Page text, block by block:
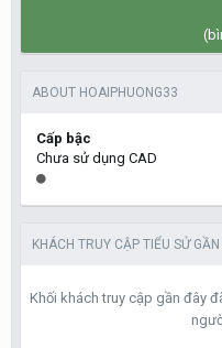
ABOUT HOAIPHUONG33
Cấp bậc
Chưa sử dụng CAD
KHÁCH TRUY CẬP TIỂU SỬ
Khối khách truy cập gần đây